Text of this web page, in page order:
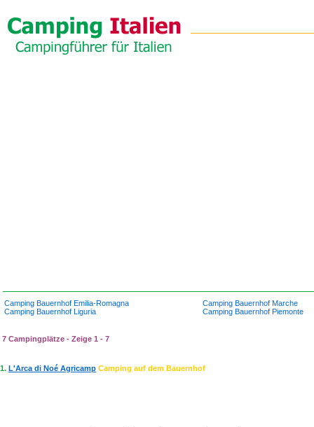
Camping Bauernhof Emilia-Romagna
Camping Bauernhof Liguria
Camping Bauernhof Marche
Camping Bauernhof Piemonte
7 Campingplätze - Zeige 1 - 7
1. L'Arca di Noé Agricamp Camping auf dem Bauernhof